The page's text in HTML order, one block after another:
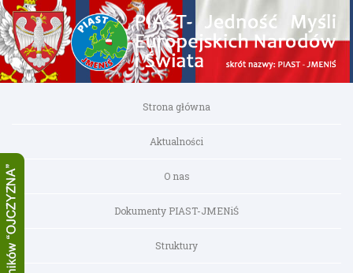
Strona główna
Aktualności
O nas
Dokumenty PIAST-JMENiŚ
Struktury